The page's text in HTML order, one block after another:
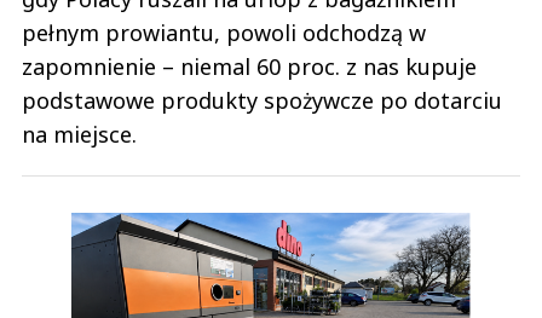
pełnym prowiantu, powoli odchodzą w
zapomnienie – niemal 60 proc. z nas kupuje
podstawowe produkty spożywcze po dotarciu
na miejsce.